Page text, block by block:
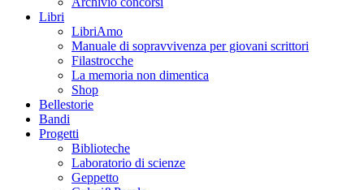
Libri
LibriAmo
Manuale di sopravvivenza per giovani scrittori
Filastrocche
La memoria non dimentica
Shop
Bellestorie
Bandi
Progetti
Biblioteche
Laboratorio di scienze
Geppetto